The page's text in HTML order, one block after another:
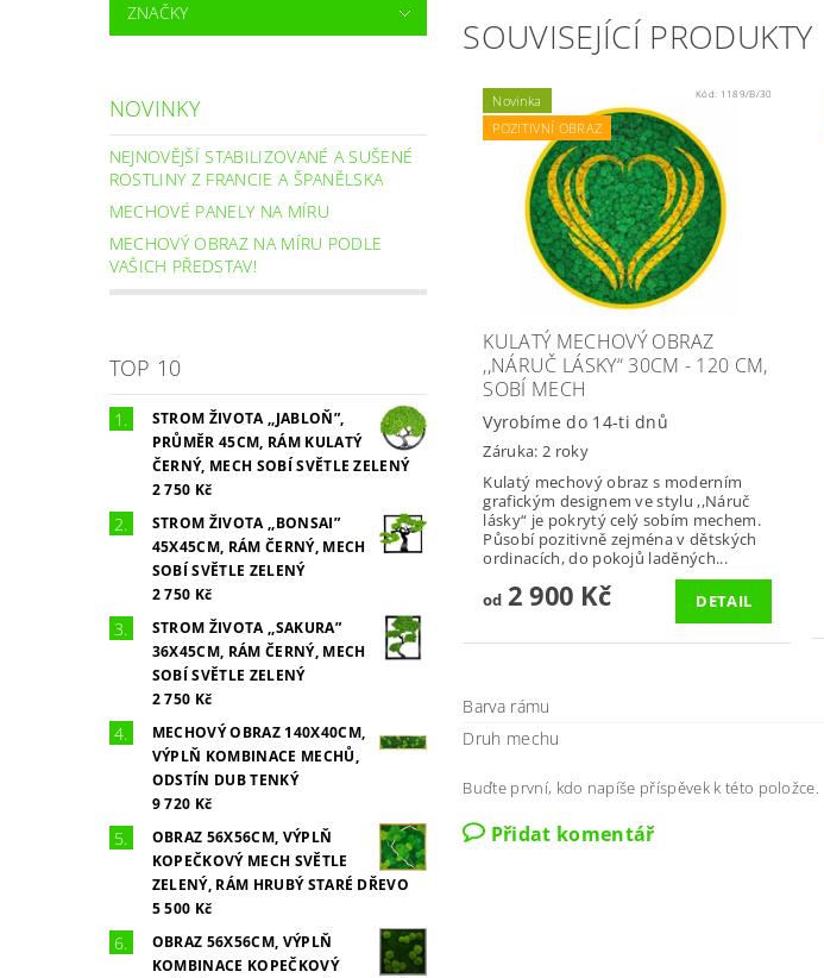
ZNAČKY
NOVINKY
NEJNOVĚJŠÍ STABILIZOVANÉ A SUŠENÉ
ROSTLINY Z FRANCIE A ŠPANĚLSKA
MECHOVÉ PANELY NA MÍRU
MECHOVÝ OBRAZ NA MÍRU PODLE
VAŠICH PŘEDSTAV!
TOP 10
STROM ŽIVOTA ,,JABLOŇ”,
PRŮMĚR 45CM, RÁM KULATÝ
ČERNÝ, MECH SOBÍ SVĚTLE ZELENÝ
2 750 Kč
STROM ŽIVOTA ,,BONSAI”
45X45CM, RÁM ČERNÝ, MECH
SOBÍ SVĚTLE ZELENÝ
2 750 Kč
STROM ŽIVOTA ,,SAKURA”
36X45CM, RÁM ČERNÝ, MECH
SOBÍ SVĚTLE ZELENÝ
2 750 Kč
MECHOVÝ OBRAZ 140X40CM,
VÝPLŇ KOMBINACE MECHŮ,
ODSTÍN DUB TENKÝ
9 720 Kč
OBRAZ 56X56CM, VÝPLŇ
KOPEČKOVÝ MECH SVĚTLE
ZELENÝ, RÁM HRUBÝ STARÉ DŘEVO
5 500 Kč
OBRAZ 56X56CM, VÝPLŇ
KOMBINACE KOPEČKOVÝ
SOUVISEJÍCÍ PRODUKTY
Novinka
POZITIVNÍ OBRAZ
Kód: 1189/B/30
KULATÝ MECHOVÝ OBRAZ
,,NÁRUČ LÁSKY“ 30CM - 120 CM,
SOBÍ MECH
Vyrobíme do 14-ti dnů
Záruka: 2 roky
Kulatý mechový obraz s moderním
grafickým designem ve stylu ,,Náruč
lásky“ je pokrytý celý sobím mechem.
Působí pozitivně zejména v dětských
ordinacích, do pokojů laděných...
od2 900 Kč DETAIL
Barva rámu
Druh mechu
Buďte první, kdo napíše příspěvek k této položce.
Přidat komentář